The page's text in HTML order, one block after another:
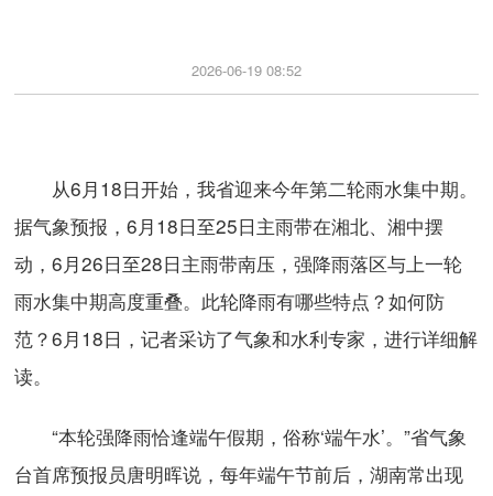
2026-06-19 08:52
从6月18日开始，我省迎来今年第二轮雨水集中期。
据气象预报，6月18日至25日主雨带在湘北、湘中摆
动，6月26日至28日主雨带南压，强降雨落区与上一轮
雨水集中期高度重叠。此轮降雨有哪些特点？如何防
范？6月18日，记者采访了气象和水利专家，进行详细解
读。
“本轮强降雨恰逢端午假期，俗称‘端午水’。”省气象
台首席预报员唐明晖说，每年端午节前后，湖南常出现